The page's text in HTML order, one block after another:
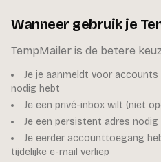
Wanneer gebruik je
TempMailer is de betere
Je je aanmeldt voor
nodig hebt
Je een privé-inbox wilt (niet
Je een persistent adres
Je eerder accounttoegang
tijdelijke e-mail verliep